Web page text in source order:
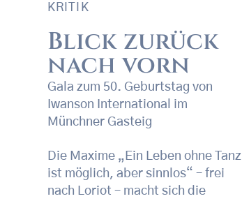
KRITIK
Blick zurück
nach vorn
Gala zum 50. Geburtstag von
Iwanson International im
Münchner Gasteig
Die Maxime „Ein Leben ohne Tanz
ist möglich, aber sinnlos“ – frei
nach Loriot – macht sich die